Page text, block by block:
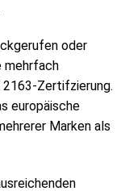
oder
mehrfach
2163-Zertifzierung.
europäische
Marken als